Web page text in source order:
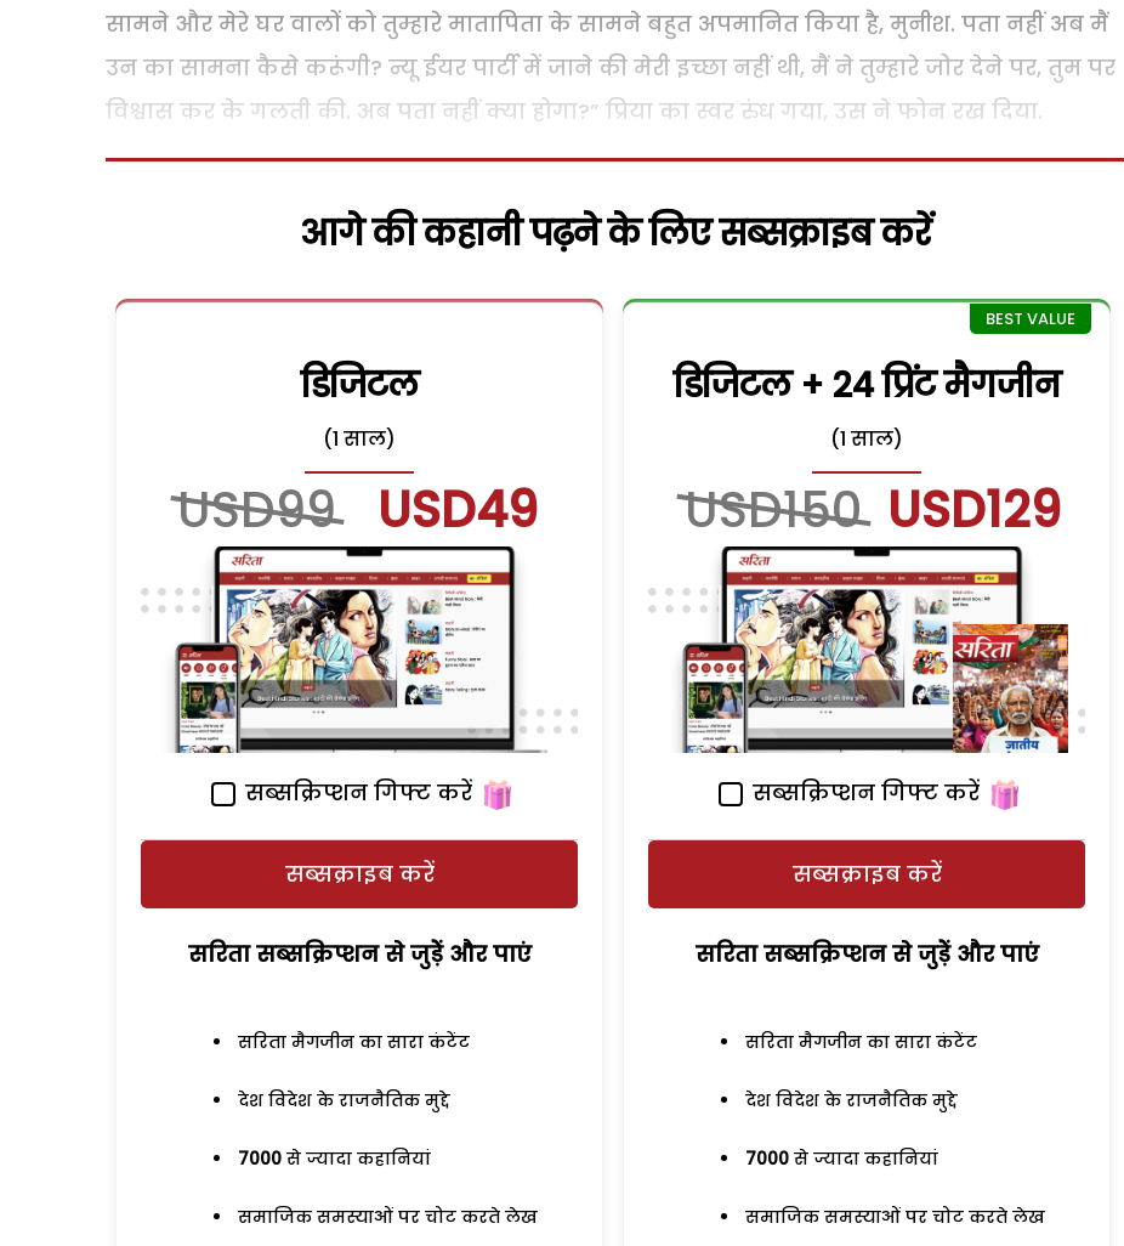
सामने और मेरे घर वालों को तुम्हारे मातापिता के सामने बहुत अपमानित किया है, मुनीश. पता नहीं अब मैं
उन का सामना कैसे करूंगी? न्यू ईयर पार्टी में जाने की मेरी इच्छा नहीं थी, मैं ने तुम्हारे जोर देने पर, तुम पर
विश्वास कर के गलती की. अब पता नहीं क्या होगा?” प्रिया का स्वर रुंध गया, उस ने फोन रख दिया.
आगे की कहानी पढ़ने के लिए सब्सक्राइब करें
डिजिटल
(1 साल)
USD99 USD49
सब्सक्रिप्शन गिफ्ट करें
सब्सक्राइब करें
सरिता सब्सक्रिप्शन से जुड़ेें और पाएं
सरिता मैगजीन का सारा कंटेंट
देश विदेश के राजनैतिक मुद्दे
7000 से ज्यादा कहानियां
समाजिक समस्याओं पर चोट करते लेख
डिजिटल + 24 प्रिंट मैगजीन
(1 साल)
USD150 USD129
सब्सक्रिप्शन गिफ्ट करें
सब्सक्राइब करें
सरिता सब्सक्रिप्शन से जुड़ेें और पाएं
सरिता मैगजीन का सारा कंटेंट
देश विदेश के राजनैतिक मुद्दे
7000 से ज्यादा कहानियां
समाजिक समस्याओं पर चोट करते लेख